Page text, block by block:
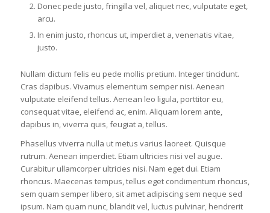
Donec pede justo, fringilla vel, aliquet nec, vulputate eget,
arcu.
In enim justo, rhoncus ut, imperdiet a, venenatis vitae,
justo.
Nullam dictum felis eu pede mollis pretium. Integer tincidunt.
Cras dapibus. Vivamus elementum semper nisi. Aenean
vulputate eleifend tellus. Aenean leo ligula, porttitor eu,
consequat vitae, eleifend ac, enim. Aliquam lorem ante,
dapibus in, viverra quis, feugiat a, tellus.
Phasellus viverra nulla ut metus varius laoreet. Quisque
rutrum. Aenean imperdiet. Etiam ultricies nisi vel augue.
Curabitur ullamcorper ultricies nisi. Nam eget dui. Etiam
rhoncus. Maecenas tempus, tellus eget condimentum rhoncus,
sem quam semper libero, sit amet adipiscing sem neque sed
ipsum. Nam quam nunc, blandit vel, luctus pulvinar, hendrerit